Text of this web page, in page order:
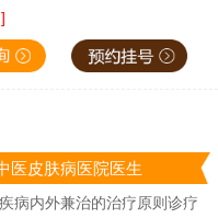
医皮肤病医院医生
病内外兼治的治疗原则诊疗